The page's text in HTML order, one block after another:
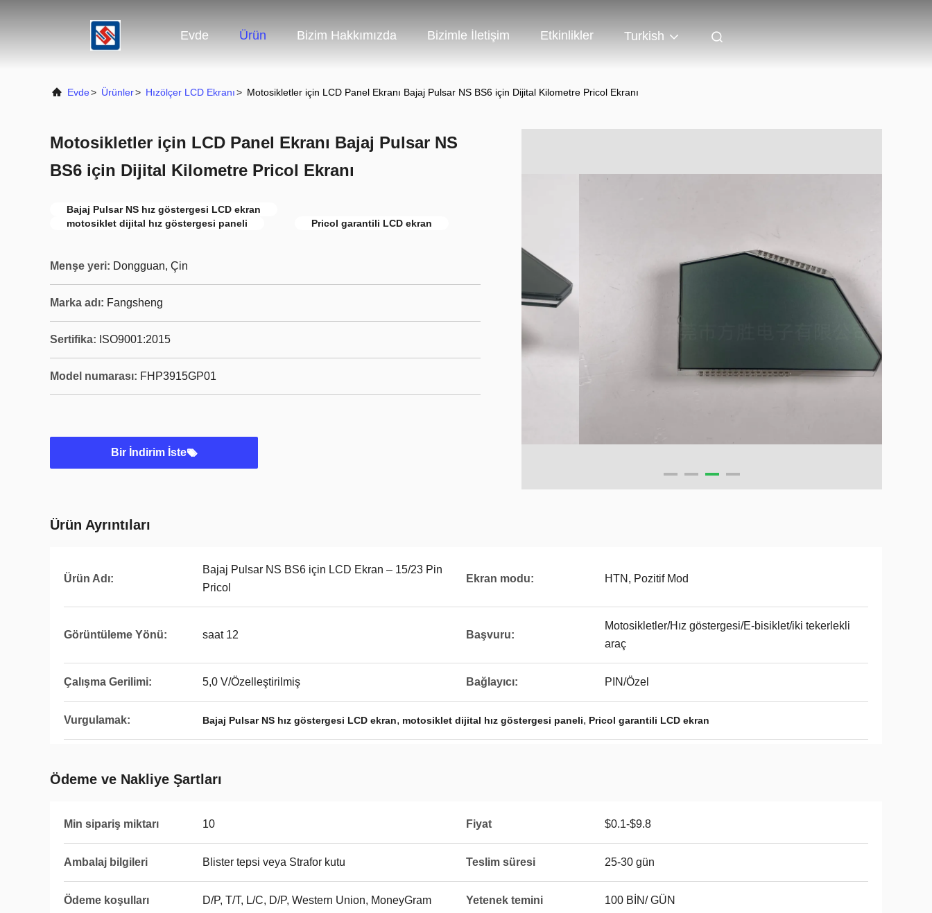
Evde Ürün Bizim Hakkımızda Bizimle İletişim Etkinlikler Turkish
Evde> Ürünler> Hızölçer LCD Ekranı> Motosikletler için LCD Panel Ekranı Bajaj Pulsar NS BS6 için Dijital Kilometre Pricol Ekranı
Motosikletler için LCD Panel Ekranı Bajaj Pulsar NS
BS6 için Dijital Kilometre Pricol Ekranı
Bajaj Pulsar NS hız göstergesi LCD ekran
motosiklet dijital hız göstergesi paneli
Pricol garantili LCD ekran
Menşe yeri: Dongguan, Çin
Marka adı: Fangsheng
Sertifika: ISO9001:2015
Model numarası: FHP3915GP01
Bir İndirim İste
Ürün Ayrıntıları
Ürün Adı:
Bajaj Pulsar NS BS6 için LCD Ekran – 15/23 Pin
Pricol
Ekran modu: HTN, Pozitif Mod
Görüntüleme Yönü: saat 12 Başvuru:
Motosikletler/Hız göstergesi/E-bisiklet/iki tekerlekli
araç
Çalışma Gerilimi: 5,0 V/Özelleştirilmiş Bağlayıcı: PIN/Özel
Vurgulamak: Bajaj Pulsar NS hız göstergesi LCD ekran, motosiklet dijital hız göstergesi paneli, Pricol garantili LCD ekran
Ödeme ve Nakliye Şartları
Min sipariş miktarı 10 Fiyat $0.1-$9.8
Ambalaj bilgileri Blister tepsi veya Strafor kutu Teslim süresi 25-30 gün
Ödeme koşulları D/P, T/T, L/C, D/P, Western Union, MoneyGram Yetenek temini 100 BİN/ GÜN